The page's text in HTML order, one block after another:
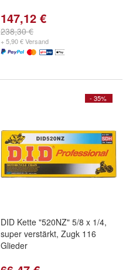
147,12 €
238,30 €
+ 5,90 € Versand
- 35%
DID Kette "520NZ" 5/8 x 1/4,
super verstärkt, Zugk 116
Glieder